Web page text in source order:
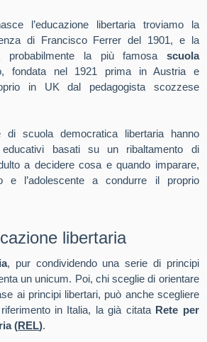
l’educazione libertaria troviamo la
di Francisco Ferrer del 1901, e la
probabilmente la più famosa scuola
fondata nel 1921 prima in Austria e
in UK dal pedagogista scozzese
di scuola democratica libertaria hanno
basati su un ribaltamento di
a decidere cosa e quando imparare,
e l’adolescente a condurre il proprio
libertaria
, pur condividendo una serie di principi
un unicum. Poi, chi sceglie di orientare
ai principi libertari, può anche scegliere
in Italia, la già citata Rete per
(REL).